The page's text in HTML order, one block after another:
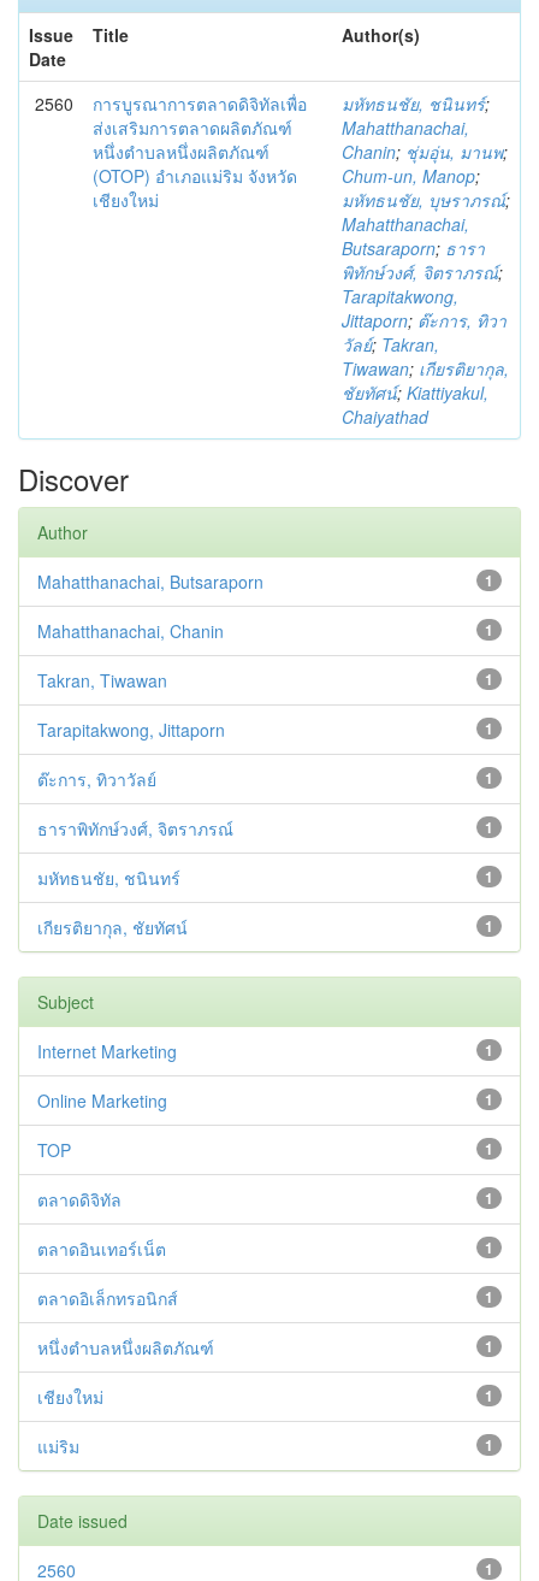
Issue
Date
Title Author(s)
2560
การบูรณาการตลาดดิจิทัลเพื่อ
ส่งเสริมการตลาดผลิตภัณฑ์
หนึ่งตำบลหนึ่งผลิตภัณฑ์
(OTOP) อำเภอแม่ริม จังหวัด
เชียงใหม่
มหัทธนชัย, ชนินทร์;
Mahatthanachai,
Chanin; ชุ่มอุ่น, มานพ;
Chum-un, Manop;
มหัทธนชัย, บุษราภรณ์;
Mahatthanachai,
Butsaraporn; ธารา
พิทักษ์วงศ์, จิตราภรณ์;
Tarapitakwong,
Jittaporn; ต๊ะการ, ทิวา
วัลย์; Takran,
Tiwawan; เกียรติยากุล,
ชัยทัศน์; Kiattiyakul,
Chaiyathad
Discover
Author
1
Mahatthanachai, Butsaraporn
1
Mahatthanachai, Chanin
1
Takran, Tiwawan
1
Tarapitakwong, Jittaporn
1
ต๊ะการ, ทิวาวัลย์
1
ธาราพิทักษ์วงศ์, จิตราภรณ์
1
มหัทธนชัย, ชนินทร์
1
เกียรติยากุล, ชัยทัศน์
Subject
1
Internet Marketing
1
Online Marketing
1
TOP
1
ตลาดดิจิทัล
1
ตลาดอินเทอร์เน็ต
1
ตลาดอิเล็กทรอนิกส์
1
หนึ่งตำบลหนึ่งผลิตภัณฑ์
1
เชียงใหม่
1
แม่ริม
Date issued
1
2560